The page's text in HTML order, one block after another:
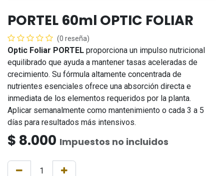
PORTEL 60ml OPTIC FOLIAR
(0 reseña)
Optic Foliar PORTEL proporciona un impulso nutricional
equilibrado que ayuda a mantener tasas aceleradas de
crecimiento. Su fórmula altamente concentrada de
nutrientes esenciales ofrece una absorción directa e
inmediata de los elementos requeridos por la planta.
Aplicar semanalmente como mantenimiento o cada 3 a 5
días para resultados más intensivos.
$ 8.000 Impuestos no incluidos